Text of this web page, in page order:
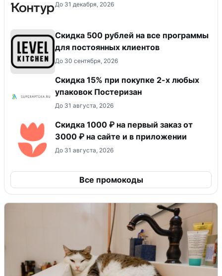
До 31 декабря, 2026
Скидка 500 рублей на все программы
для постоянных клиентов
До 30 сентября, 2026
Скидка 15% при покупке 2-х любых
упаковок Постеризан
До 31 августа, 2026
Скидка 1000 ₽ на первый заказ от
3000 ₽ на сайте и в приложении
До 31 августа, 2026
Все промокоды